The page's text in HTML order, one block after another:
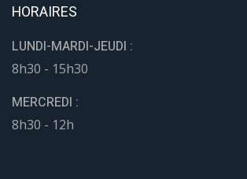
HORAIRES
LUNDI-MARDI-JEUDI :
8h30 - 15h30
MERCREDI :
8h30 - 12h